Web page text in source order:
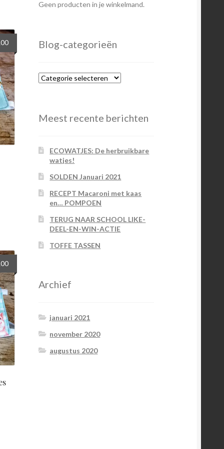
Huidige
prijs
is:
€5,00.
Huidige
prijs
is:
€5,00.
Geen producten in je winkelmand.
Blog-categorieën
Blog-
Meest recente berichten
ECOWATJES: De herbruikbare
watjes!
SOLDEN Januari 2021
RECEPT Macaroni met kaas
en… POMPOEN
TERUG NAAR SCHOOL LIKE-
DEEL-EN-WIN-ACTIE
TOFFE TASSEN
Archief
januari 2021
november 2020
augustus 2020